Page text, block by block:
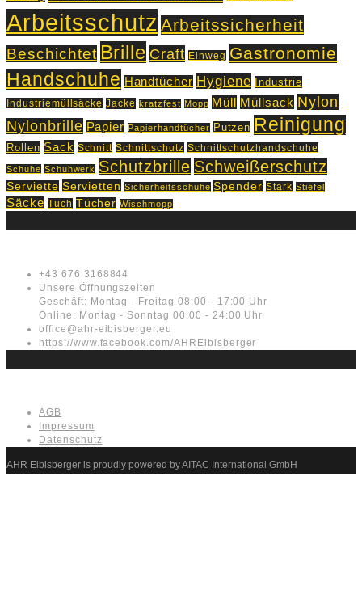
Arbeitsschutz Arbeitssicherheit
Beschichtet Brille Craft Einweg Gastronomie
Handschuhe Handtücher Hygiene Industrie
Industriemüllsäcke Jacke kratzfest Mopp Müll Müllsack Nylon
Nylonbrille Papier Papierhandtücher Putzen Reinigung
Rollen Sack Schnitt Schnittschutz Schnittschutzhandschuhe
Schuhe Schuhwerk Schutzbrille Schweißerschutz
Serviette Servietten Sicherheitsschuhe Spender Stark Stiefel
Säcke Tuch Tücher Wischmopp
+43 676 3168844
Unsere Öffnungszeiten
Geschäft: Montag - Freitag 08:00 - 17:00 Uhr
Online: Montag - Sonntag 00:00 - 24:00 Uhr
office@ahr-eibisberger.eu
https://www.facebook.com/AHREibisberger
AGB
Impressum
Datenschutz
AHR Eibisberger is proudly powered by AITAC International GmbH